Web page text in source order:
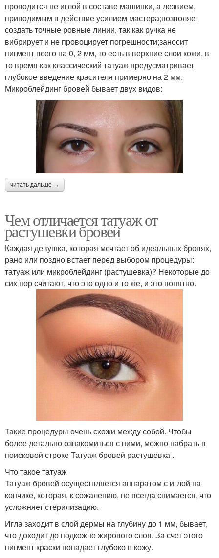
проводится не иглой в составе машинки, а лезвием,
приводимым в действие усилием мастера;позволяет
создать точные ровные линии, так как ручка не
вибрирует и не провоцирует погрешности;заносит
пигмент всего на 0, 2 мм, то есть в верхние слои кожи, в
то время как классический татуаж предусматривает
глубокое введение красителя примерно на 2 мм.
Микроблейдинг бровей бывает двух видов:
читать дальше →
Чем отличается татуаж от
растушевки бровей
Каждая девушка, которая мечтает об идеальных бровях,
рано или поздно встает перед выбором процедуры:
татуаж или микроблейдинг (растушевка)? Некоторые до
сих пор считают, что это одно и то же, и это понятно.
Такие процедуры очень схожи между собой. Чтобы
более детально ознакомиться с ними, можно набрать в
поисковой строке Татуаж бровей растушевка .
Что такое татуаж
Татуаж бровей осуществляется аппаратом с иглой на
кончике, которая, к сожалению, не всегда снимается, что
усложняет стерилизацию.
Игла заходит в слой дермы на глубину до 1 мм, бывает,
что доходит до подкожно жирового слоя. За счет этого
пигмент краски попадает глубоко в кожу.